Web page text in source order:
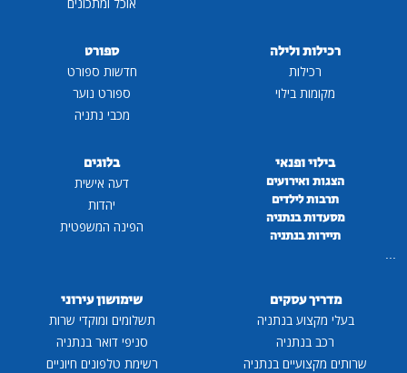
רכילות ולילה
רכילות
מקומות בילוי
ספורט
חדשות ספורט
ספורט נוער
מכבי נתניה
בילוי ופנאי
הצגות ואירועים
תרבות לילדים
מסעדות בנתניה
תיירות בנתניה
...
בלוגים
דעה אישית
יהדות
הפינה המשפטית
מדריך עסקים
בעלי מקצוע בנתניה
רכב בנתניה
שרותים מקצועיים בנתניה
שימושון עירוני
תשלומים ומוקדי שרות
סניפי דואר בנתניה
רשימת טלפונים חיוניים